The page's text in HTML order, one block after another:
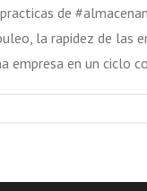
de
la rapidez de las
empresa en un ciclo